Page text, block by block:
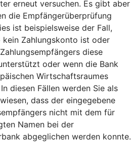
erneut versuchen. Es gibt aber
die Empfängerüberprüfung
ist beispielsweise der Fall,
Zahlungskonto ist oder
diese
oder wenn die Bank
Wirtschaftsraumes
diesen Fällen werden Sie als
dass der eingegebene
nicht mit dem für
Namen bei der
abgeglichen werden konnte.